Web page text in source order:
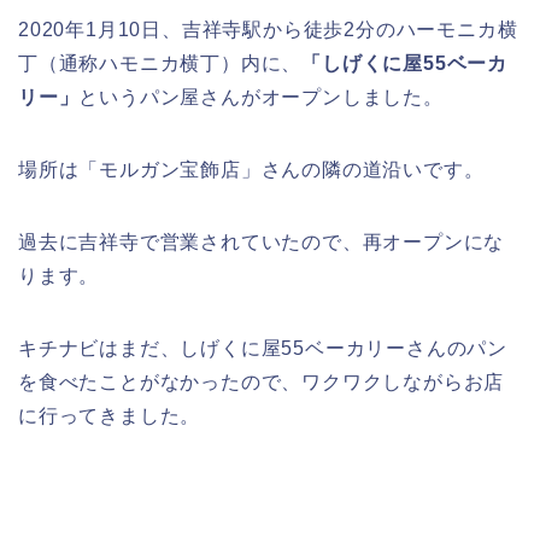
2020年1月10日、吉祥寺駅から徒歩2分のハーモニカ横
丁（通称ハモニカ横丁）内に、
「しげくに屋55ベーカ
リー」 というパン屋さんがオープンしました。
場所は「モルガン宝飾店」さんの隣の道沿いです。
過去に吉祥寺で営業されていたので、再オープンにな
ります。
キチナビはまだ、しげくに屋55ベーカリーさんのパン
を食べたことがなかったので、ワクワクしながらお店
に行ってきました。